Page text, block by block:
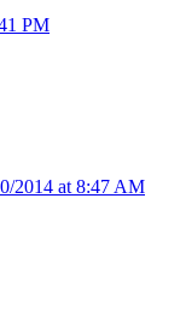
PM
2014 at 8:47 AM